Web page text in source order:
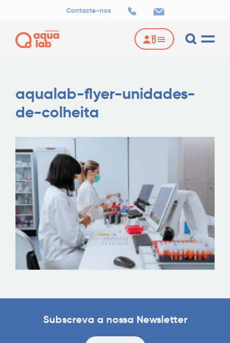
Contacte-nos
aqualab-flyer-unidades-
de-colheita
Subscreva a nossa Newsletter